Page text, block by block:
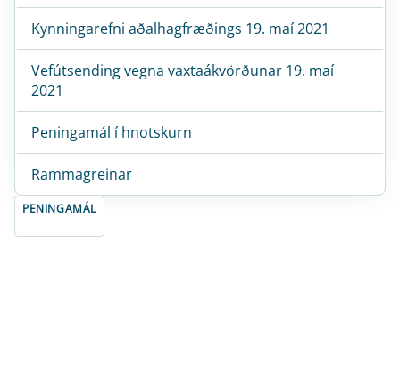
Kynningarefni aðalhagfræðings 19. maí 2021
Vefútsending vegna vaxtaákvörðunar 19. maí
2021
Peningamál í hnotskurn
Rammagreinar
PENINGAMÁL